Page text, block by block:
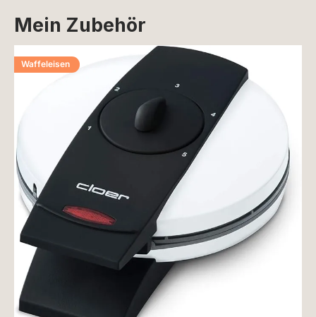
Mein Zubehör
Waffeleisen